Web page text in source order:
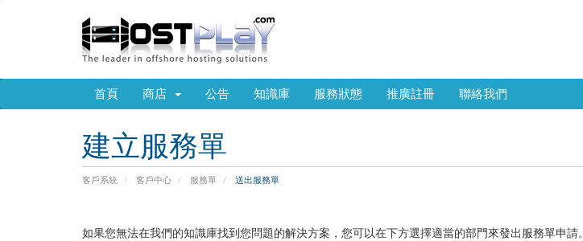
首頁 商店 公告 知識庫 服務狀態 推廣註冊 聯絡我們
建立服務單
客戶系統 客戶中心 服務單 送出服務單
如果您無法在我們的知識庫找到您問題的解決方案，您可以在下方選擇適當的部門來發出服務單申請。